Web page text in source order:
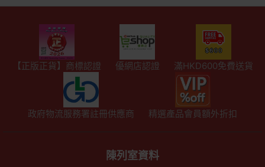
【正版正貨】商標認證 優網店認證 滿HKD600免費送貨
政府物流服務署註冊供應商 精選產品會員額外折扣
陳列室資料